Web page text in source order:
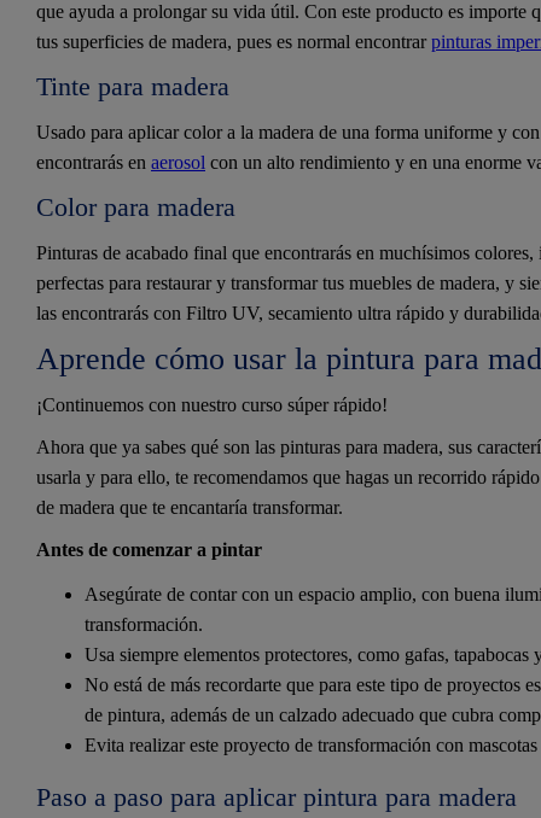
que ayuda a prolongar su vida útil. Con este producto es
tus superficies de madera, pues es normal encontrarpinturas
Tinte para madera
Usado para aplicar color a la madera de una forma uniforme y
encontrarás en aerosol con un alto rendimiento y en una enorme
Color para madera
Pinturas de acabado final que encontrarás en muchísimos
perfectas para restaurar y transformar tus muebles de madera, y
las encontrarás con Filtro UV, secamiento ultra rápido y
Aprende cómo usar la pintura para
¡Continuemos con nuestro curso súper rápido!
Ahora que ya sabes qué son las pinturas para madera, sus
usarla y para ello, te recomendamos que hagas un recorrido
de madera que te encantaría transformar.
Antes de comenzar a pintar
Asegúrate de contar con un espacio amplio, con buena
transformación.
Usa siempre elementos protectores, como gafas, tapabocas
No está de más recordarte que para este tipo de proyectos
de pintura, además de un calzado adecuado que cubra
Evita realizar este proyecto de transformación con
Paso a paso para aplicar pintura para madera